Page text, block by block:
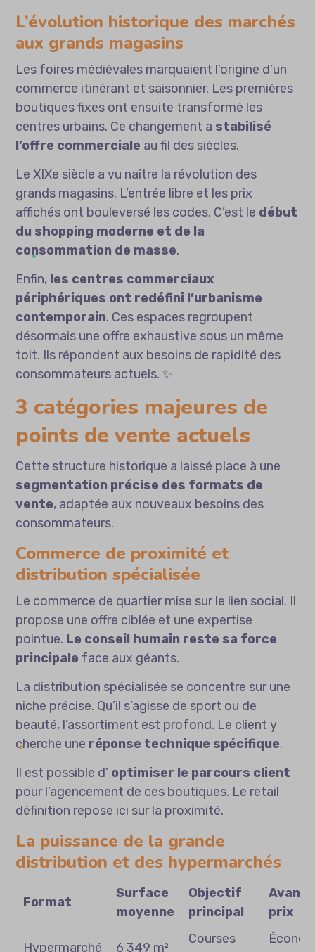
L’évolution historique des marchés
aux grands magasins
Les foires médiévales marquaient l’origine d’un
commerce itinérant et saisonnier. Les premières
boutiques fixes ont ensuite transformé les
centres urbains. Ce changement a stabilisé
l’offre commerciale au fil des siècles.
Le XIXe siècle a vu naître la révolution des
grands magasins. L’entrée libre et les prix
affichés ont bouleversé les codes. C’est le début
du shopping moderne et de la
consommation de masse.
Enfin, les centres commerciaux
périphériques ont redéfini l’urbanisme
contemporain. Ces espaces regroupent
désormais une offre exhaustive sous un même
toit. Ils répondent aux besoins de rapidité des
consommateurs actuels. ✨
3 catégories majeures de
points de vente actuels
Cette structure historique a laissé place à une
segmentation précise des formats de
vente, adaptée aux nouveaux besoins des
consommateurs.
Commerce de proximité et
distribution spécialisée
Le commerce de quartier mise sur le lien social. Il
propose une offre ciblée et une expertise
pointue. Le conseil humain reste sa force
principale face aux géants.
La distribution spécialisée se concentre sur une
niche précise. Qu’il s’agisse de sport ou de
beauté, l’assortiment est profond. Le client y
cherche une réponse technique spécifique.
Il est possible d’ optimiser le parcours client
pour l’agencement de ces boutiques. Le retail
définition repose ici sur la proximité.
La puissance de la grande
distribution et des hypermarchés
Format
Surface
moyenne
Objectif
principal
prix
Hypermarché 6 349 m²
Courses